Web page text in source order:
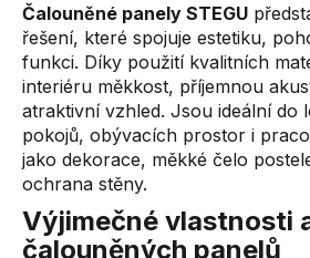
l
á
d
a
c
í
p
v
k
Čalouněné panely STEGU
řešení, které spojuje estetiku,
funkci. Díky použití kvalitních
interiéru měkkost, příjemnou
atraktivní vzhled. Jsou ideální do
pokojů, obývacích prostor i
jako dekorace, měkké čelo
ochrana stěny.
Výjimečné vlastnosti
čalouněných panelů